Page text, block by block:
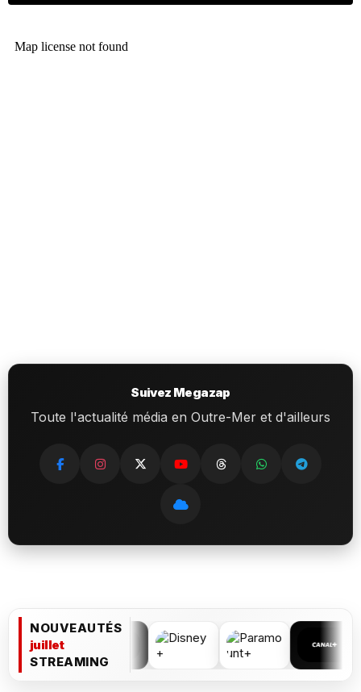
Suivez Megazap
Toute l'actualité média en Outre-Mer et d'ailleurs
NOUVEAUTÉS
juillet
STREAMING